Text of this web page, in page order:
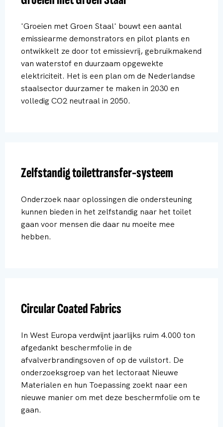
'Groeien met Groen Staal' bouwt een aantal
emissiearme demonstrators en pilot plants en
ontwikkelt ze door tot emissievrij, gebruikmakend
van waterstof en duurzaam opgewekte
elektriciteit. Het is een plan om de Nederlandse
staalsector duurzamer te maken in 2030 en
volledig CO2 neutraal in 2050.
Zelfstandig toilettransfer-systeem
Onderzoek naar oplossingen die ondersteuning
kunnen bieden in het zelfstandig naar het toilet
gaan voor mensen die daar nu moeite mee
hebben.
Circular Coated Fabrics
In West Europa verdwijnt jaarlijks ruim 4.000 ton
afgedankt beschermfolie in de
afvalverbrandingsoven of op de vuilstort. De
onderzoeksgroep van het lectoraat Nieuwe
Materialen en hun Toepassing zoekt naar een
nieuwe manier om met deze beschermfolie om te
gaan.